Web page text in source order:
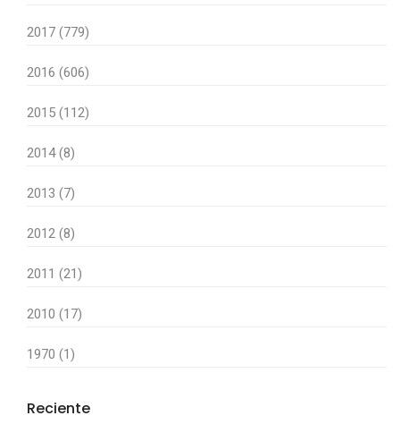
2017 (779)
2016 (606)
2015 (112)
2014 (8)
2013 (7)
2012 (8)
2011 (21)
2010 (17)
1970 (1)
Reciente